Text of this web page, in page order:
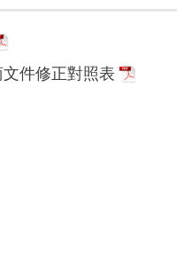
文件修正對照表